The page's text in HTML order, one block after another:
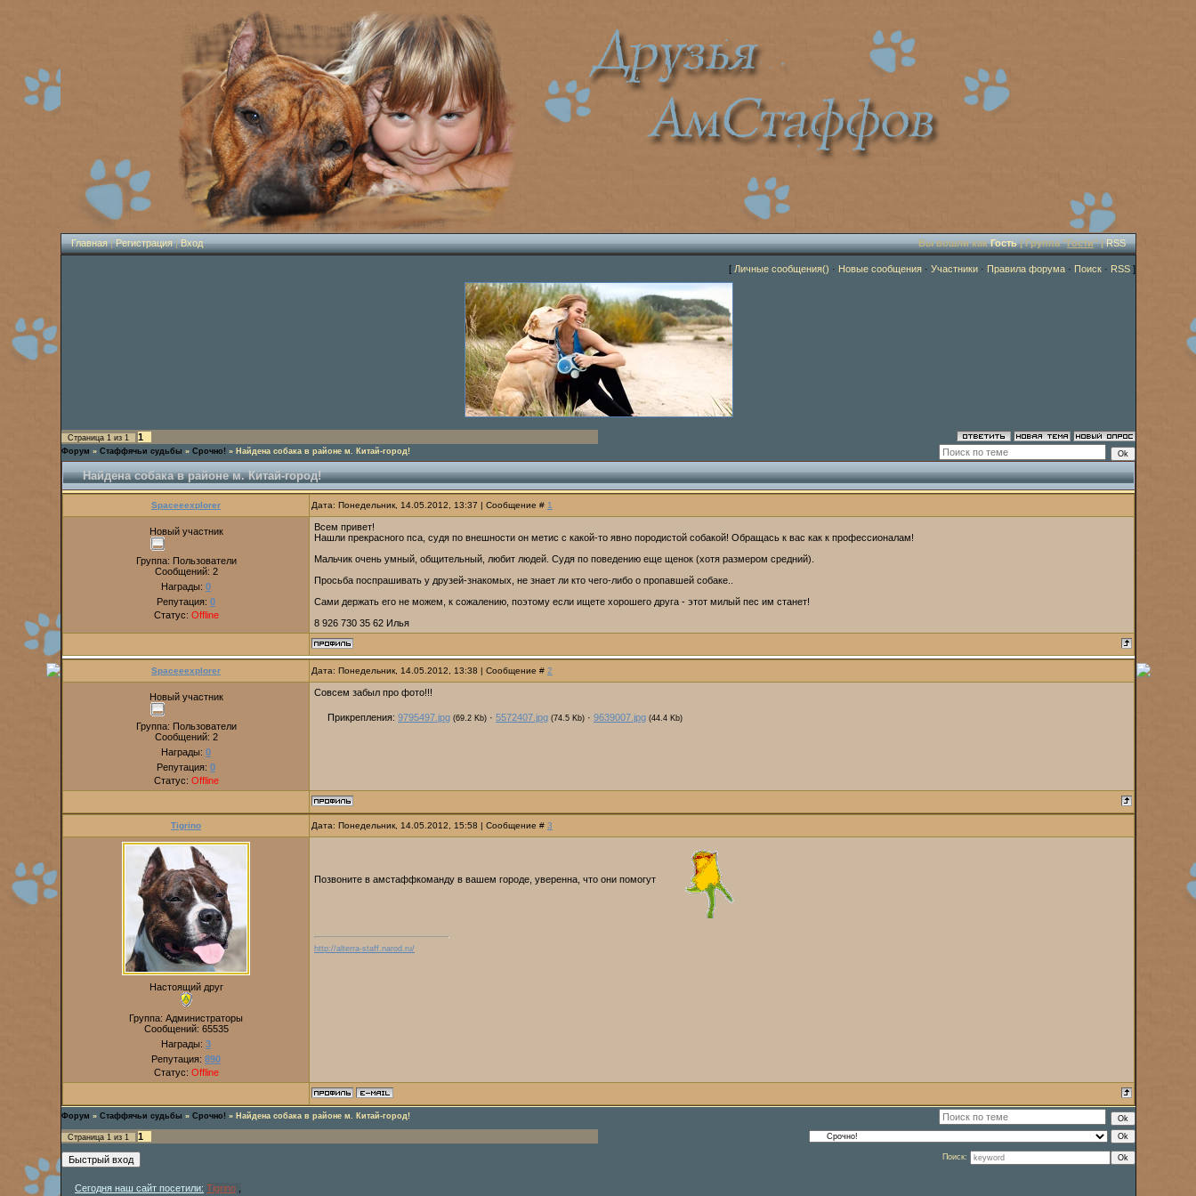
Главная|Регистрация|Вход Вы вошли какГость| Группа "Гости" |RSS
[ Личные сообщения() · Новые сообщения · Участники · Правила форума · Поиск · RSS ]
Страница 1 из 1 1
Форум » Стаффячьи судьбы » Срочно! » Найдена собака в районе м. Китай-город!
Найдена собака в районе м. Китай-город!
Spaceeexplorer Дата: Понедельник, 14.05.2012, 13:37 | Сообщение # 1
Новый участник
Группа: Пользователи
Сообщений: 2
Награды: 0
Репутация: 0
Статус: Offline
Всем привет!
Нашли прекрасного пса, судя по внешности он метис с какой-то явно породистой собакой! Обращась к вас как к профессионалам!
Мальчик очень умный, общительный, любит людей. Судя по поведению еще щенок (хотя размером средний).
Просьба поспрашивать у друзей-знакомых, не знает ли кто чего-либо о пропавшей собаке..
Сами держать его не можем, к сожалению, поэтому если ищете хорошего друга - этот милый пес им станет!
8 926 730 35 62 Илья
Spaceeexplorer Дата: Понедельник, 14.05.2012, 13:38 | Сообщение # 2
Новый участник
Группа: Пользователи
Сообщений: 2
Награды: 0
Репутация: 0
Статус: Offline
Совсем забыл про фото!!!
Прикрепления: 9795497.jpg (69.2 Kb) · 5572407.jpg (74.5 Kb) · 9639007.jpg (44.4 Kb)
Tigrino Дата: Понедельник, 14.05.2012, 15:58 | Сообщение # 3
Настоящий друг
Группа: Администраторы
Сообщений: 65535
Награды: 3
Репутация: 890
Статус: Offline
Позвоните в амстаффкоманду в вашем городе, уверенна, что они помогут
http://alterra-staff.narod.ru/
Форум » Стаффячьи судьбы » Срочно! » Найдена собака в районе м. Китай-город!
Страница 1 из 1 1
Поиск:
Сегодня наш сайт посетили: Tigrino